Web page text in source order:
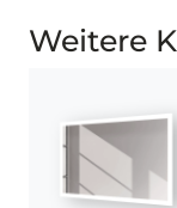
Weitere